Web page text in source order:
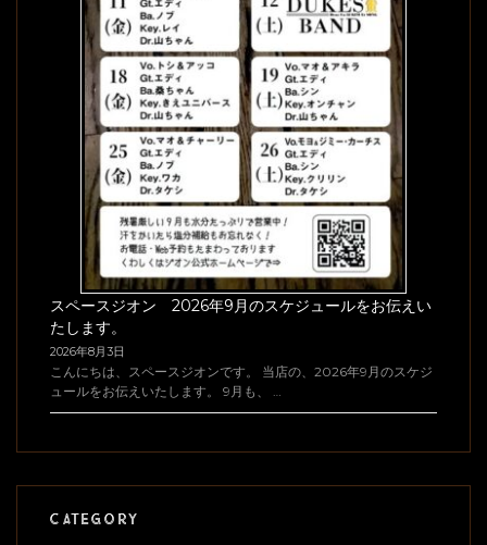
スペースジオン 2026年9月のスケジュールをお伝えい
たします。
2026年8月3日
こんにちは、スペースジオンです。 当店の、2026年9月のスケジ
ュールをお伝えいたします。 9月も、 …
CATEGORY